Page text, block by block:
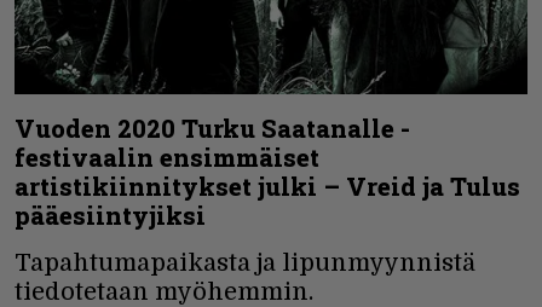
Vuoden 2020 Turku Saatanalle -
festivaalin ensimmäiset
artistikiinnitykset julki – Vreid ja Tulus
pääesiintyjiksi
Tapahtumapaikasta ja lipunmyynnistä
tiedotetaan myöhemmin.